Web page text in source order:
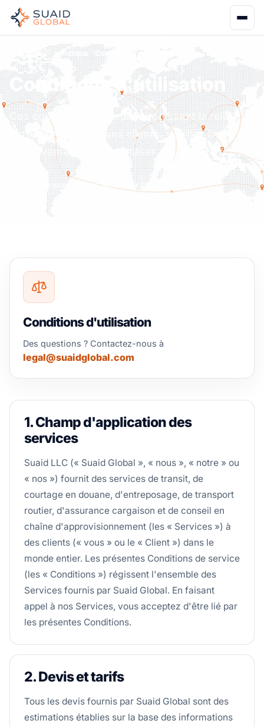
Accueil Juridique Conditions d'utilisation
Conditions d'utilisation
Ces conditions d'utilisation régissent la relation
entre Suaid LLC et ses clients. Veuillez lire
attentivement avant d'utiliser nos services.
Dernière mise à jour : 1er février 2026
Conditions d'utilisation
Des questions ? Contactez-nous à
legal@suaidglobal.com
1. Champ d'application des
services
Suaid LLC (« Suaid Global », « nous », « notre » ou
« nos ») fournit des services de transit, de
courtage en douane, d'entreposage, de transport
routier, d'assurance cargaison et de conseil en
chaîne d'approvisionnement (les « Services ») à
des clients (« vous » ou le « Client ») dans le
monde entier. Les présentes Conditions de service
(les « Conditions ») régissent l'ensemble des
Services fournis par Suaid Global. En faisant
appel à nos Services, vous acceptez d'être lié par
les présentes Conditions.
2. Devis et tarifs
Tous les devis fournis par Suaid Global sont des
estimations établies sur la base des informations